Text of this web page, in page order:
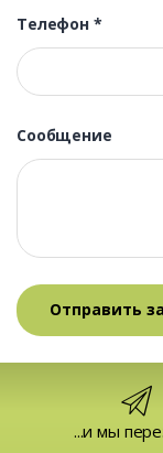
Телефон *
Сообщение
...и мы